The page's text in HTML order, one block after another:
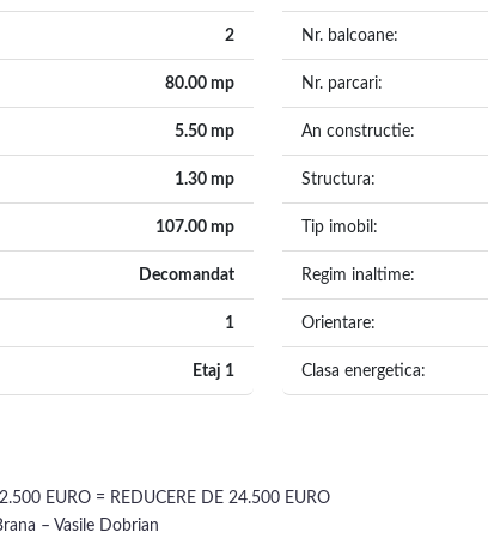
2
80.00 mp
5.50 mp
1.30 mp
107.00 mp
Decomandat
1
Etaj 1
Nr. balcoane:
Nr. parcari:
An constructie:
Structura:
Tip imobil:
Regim inaltime:
Orientare:
Clasa energetica:
EURO = REDUCERE DE 24.500 EURO
– Vasile Dobrian